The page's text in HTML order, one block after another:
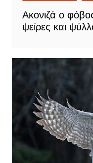
Ακονιζά ο
ψείρες και